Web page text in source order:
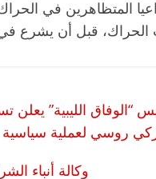
المتظاهرين في
الحراك، قبل أن يشرع
“الوفاق الليبية” يعلن
روسي لعملية
وكالة أنباء